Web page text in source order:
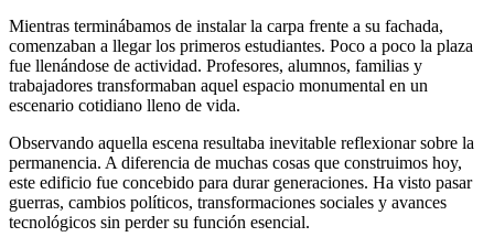
Mientras terminábamos de instalar la carpa frente a su fachada,
comenzaban a llegar los primeros estudiantes. Poco a poco la plaza
fue llenándose de actividad. Profesores, alumnos, familias y
trabajadores transformaban aquel espacio monumental en un
escenario cotidiano lleno de vida.
Observando aquella escena resultaba inevitable reflexionar sobre la
permanencia. A diferencia de muchas cosas que construimos hoy,
este edificio fue concebido para durar generaciones. Ha visto pasar
guerras, cambios políticos, transformaciones sociales y avances
tecnológicos sin perder su función esencial.